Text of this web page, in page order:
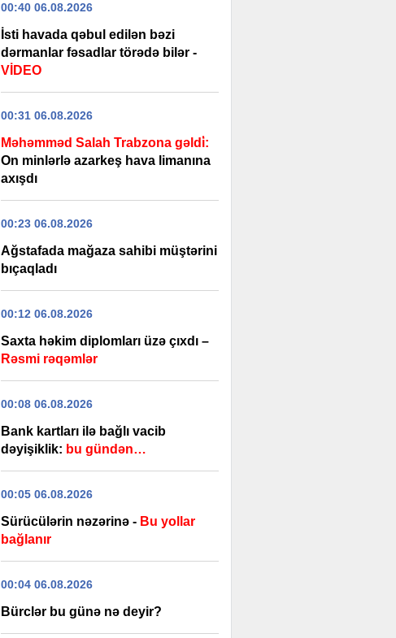
00:40 06.08.2026
İsti havada qəbul edilən bəzi
dərmanlar fəsadlar törədə bilər -
VİDEO
00:31 06.08.2026
Məhəmməd Salah Trabzona gəldi̇:
On minlərlə azarkeş hava limanına
axışdı
00:23 06.08.2026
Ağstafada mağaza sahibi müştərini
bıçaqladı
00:12 06.08.2026
Saxta həkim diplomları üzə çıxdı –
Rəsmi rəqəmlər
00:08 06.08.2026
Bank kartları ilə bağlı vacib
dəyişiklik: bu gündən…
00:05 06.08.2026
Sürücülərin nəzərinə - Bu yollar
bağlanır
00:04 06.08.2026
Bürclər bu günə nə deyir?